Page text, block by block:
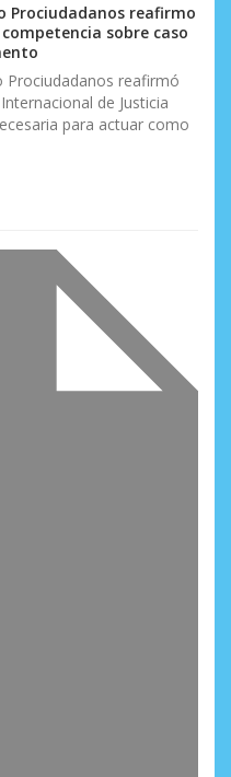
Prociudadanos reafirmo
sobre caso
reafirmó
de Justicia
para actuar como